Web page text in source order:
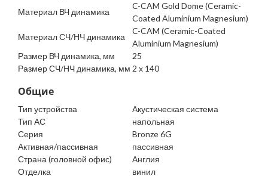
Материал ВЧ динамика
C-CAM Gold Dome (Ceramic-
Coated Aluminium Magnesium)
Материал СЧ/НЧ динамика
C-CAM (Ceramic-Coated
Aluminium Magnesium)
Размер ВЧ динамика, мм
25
Размер СЧ/НЧ динамика, мм 2 x 140
Общие
Тип устройства
Акустическая система
Тип АС
напольная
Серия
Bronze 6G
Активная/пассивная
пассивная
Страна (головной офис)
Англия
Отделка
винил